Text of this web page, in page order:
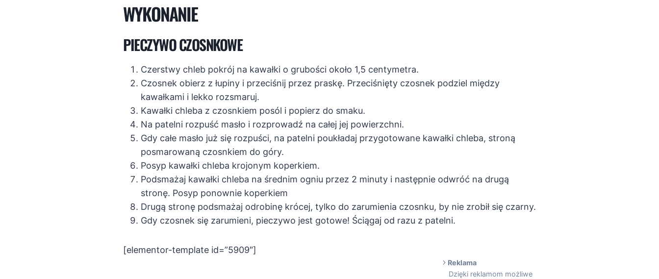
WYKONANIE
PIECZYWO CZOSNKOWE
Czerstwy chleb pokrój na kawałki o grubości około 1,5 centymetra.
Czosnek obierz z łupiny i przeciśnij przez praskę. Przeciśnięty czosnek podziel między
kawałkami i lekko rozsmaruj.
Kawałki chleba z czosnkiem posól i popierz do smaku.
Na patelni rozpuść masło i rozprowadź na całej jej powierzchni.
Gdy całe masło już się rozpuści, na patelni poukładaj przygotowane kawałki chleba, stroną
posmarowaną czosnkiem do góry.
Posyp kawałki chleba krojonym koperkiem.
Podsmażaj kawałki chleba na średnim ogniu przez 2 minuty i następnie odwróć na drugą
stronę. Posyp ponownie koperkiem
Drugą stronę podsmażaj odrobinę krócej, tylko do zarumienia czosnku, by nie zrobił się czarny.
Gdy czosnek się zarumieni, pieczywo jest gotowe! Ściągaj od razu z patelni.
[elementor-template id=”5909″]
Reklama
Dzięki reklamom możliwe